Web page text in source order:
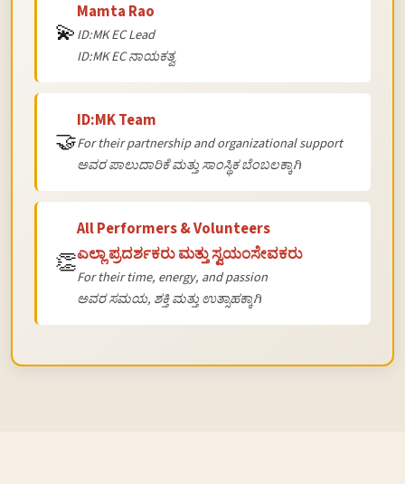
💫
Mamta Rao
ID:MK EC Lead
ID:MK EC ನಾಯಕತ್ವ
🤝
ID:MK Team
For their partnership and organizational support
ಅವರ ಪಾಲುದಾರಿಕೆ ಮತ್ತು ಸಾಂಸ್ಥಿಕ ಬೆಂಬಲಕ್ಕಾಗಿ
👏
All Performers & Volunteers
ಎಲ್ಲಾ ಪ್ರದರ್ಶಕರು ಮತ್ತು ಸ್ವಯಂಸೇವಕರು
For their time, energy, and passion
ಅವರ ಸಮಯ, ಶಕ್ತಿ ಮತ್ತು ಉತ್ಸಾಹಕ್ಕಾಗಿ